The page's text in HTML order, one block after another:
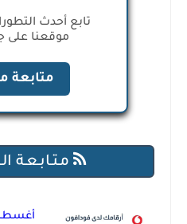
تابع أحدث
موقعنا على
متابعة
مـتـابـعـة
أغسطس 07,